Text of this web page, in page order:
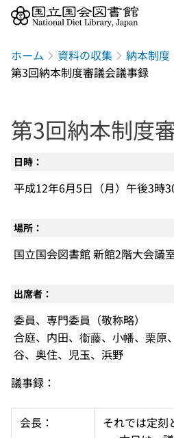
ホーム 資料の収集 納本制度
第3回納本制度審議会議事録
第3回納本制度
日時：
平成12年6月5日（月）午後3時
場所：
国立国会図書館 新館2階大会議
出席者：
委員、専門委員（敬称略）
合庭、内田、衞藤、小幡、栗原
谷、奥住、児玉、浜野
議事録：
会長：
それでは定刻